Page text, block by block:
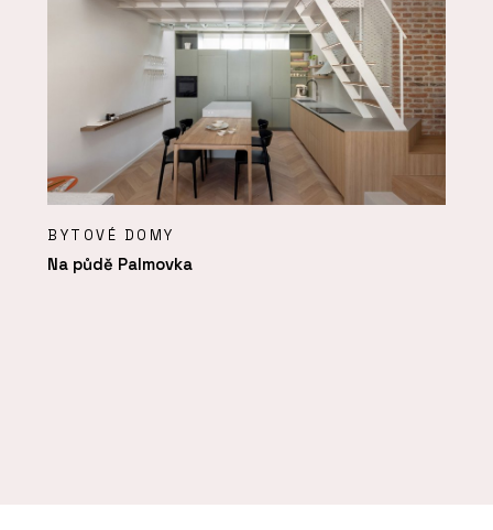
BYTOVÉ DOMY
Na půdě Palmovka